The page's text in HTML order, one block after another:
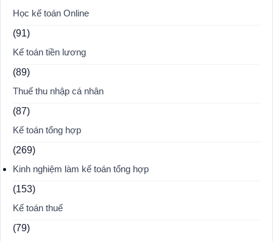
Học kế toán Online
(91)
Kế toán tiền lương
(89)
Thuế thu nhập cá nhân
(87)
Kế toán tổng hợp
(269)
Kinh nghiệm làm kế toán tổng hợp
(153)
Kế toán thuế
(79)